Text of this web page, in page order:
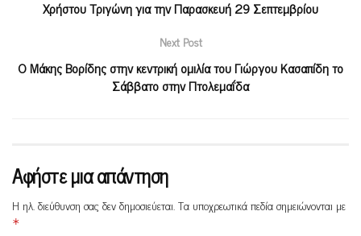
Χρήστου Τριγώνη για την Παρασκευή 29 Σεπτεμβρίου
Next Post
Ο Μάκης Βορίδης στην κεντρική ομιλία του Γιώργου Κασαπίδη το
Σάββατο στην Πτολεμαΐδα
Αφήστε μια απάντηση
Η ηλ. διεύθυνση σας δεν δημοσιεύεται.Τα υποχρεωτικά πεδία σημειώνονται με
*